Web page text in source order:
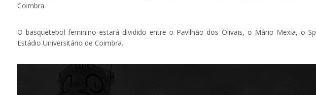
Coimbra.
O basquetebol feminino estará dividido entre o Pavilhão dos Olivais, o Mário Mexia, o
Estádio Universitário de Coimbra.